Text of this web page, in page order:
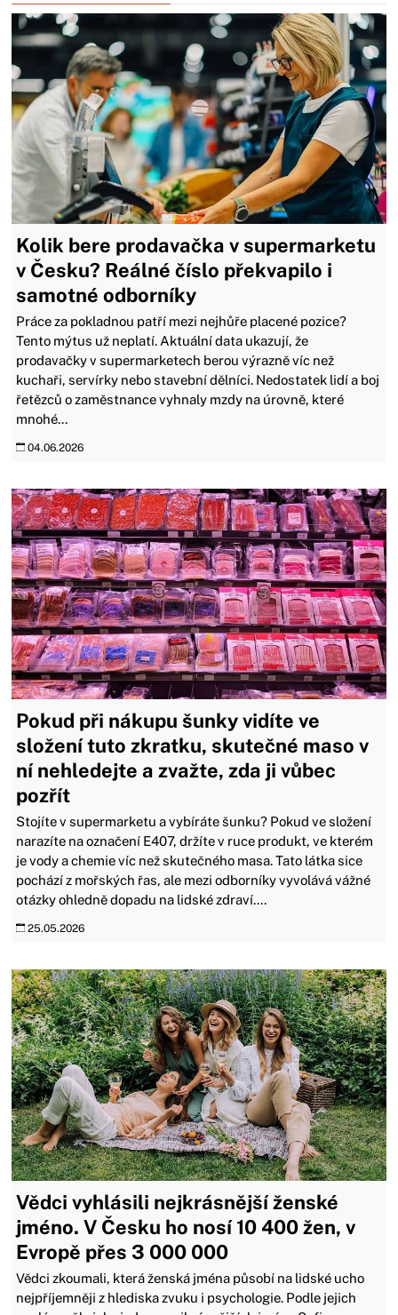
Kolik bere prodavačka v supermarketu
v Česku? Reálné číslo překvapilo i
samotné odborníky
Práce za pokladnou patří mezi nejhůře placené pozice?
Tento mýtus už neplatí. Aktuální data ukazují, že
prodavačky v supermarketech berou výrazně víc než
kuchaři, servírky nebo stavební dělníci. Nedostatek lidí a boj
řetězců o zaměstnance vyhnaly mzdy na úrovně, které
mnohé...
04.06.2026
Pokud při nákupu šunky vidíte ve
složení tuto zkratku, skutečné maso v
ní nehledejte a zvažte, zda ji vůbec
pozřít
Stojíte v supermarketu a vybíráte šunku? Pokud ve složení
narazíte na označení E407, držíte v ruce produkt, ve kterém
je vody a chemie víc než skutečného masa. Tato látka sice
pochází z mořských řas, ale mezi odborníky vyvolává vážné
otázky ohledně dopadu na lidské zdraví....
25.05.2026
Vědci vyhlásili nejkrásnější ženské
jméno. V Česku ho nosí 10 400 žen, v
Evropě přes 3 000 000
Vědci zkoumali, která ženská jména působí na lidské ucho
nejpříjemněji z hlediska zvuku i psychologie. Podle jejich